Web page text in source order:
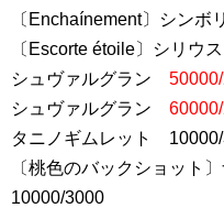
〔Enchaínement〕シン
〔Escorte étoile〕シリウ
シュヴァルグラン
シュヴァルグラン
タニノギムレット
〔桃色のバックショット
10000/3000